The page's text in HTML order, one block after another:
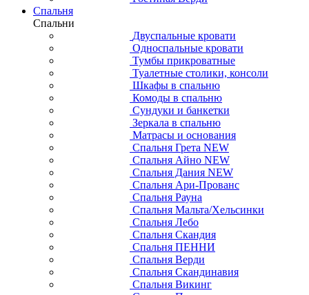
Спальня
Спальни
Двуспальные кровати
Односпальные кровати
Тумбы прикроватные
Туалетные столики, консоли
Шкафы в спальню
Комоды в спальню
Сундуки и банкетки
Зеркала в спальню
Матрасы и основания
Спальня Грета NEW
Спальня Айно NEW
Спальня Дания NEW
Спальня Ари-Прованс
Спальня Рауна
Спальня Мальта/Хельсинки
Спальня Лебо
Спальня Скандия
Спальня ПЕННИ
Спальня Верди
Спальня Скандинавия
Спальня Викинг